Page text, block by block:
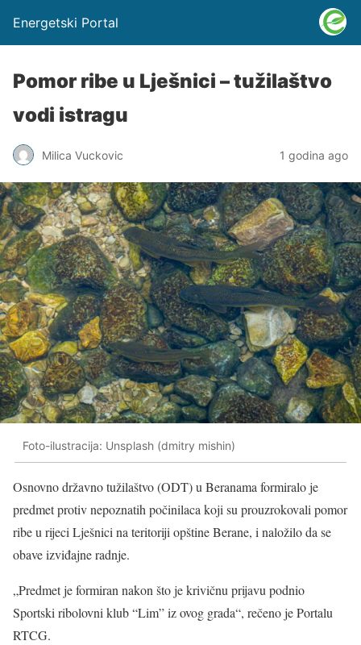
Energetski Portal
Pomor ribe u Lješnici – tužilaštvo
vodi istragu
Milica Vuckovic 1 godina ago
Foto-ilustracija: Unsplash (dmitry mishin)
Osnovno državno tužilaštvo (ODT) u Beranama formiralo je
predmet protiv nepoznatih počinilaca koji su prouzrokovali pomor
ribe u rijeci Lješnici na teritoriji opštine Berane, i naložilo da se
obave izviđajne radnje.
„Predmet je formiran nakon što je krivičnu prijavu podnio
Sportski ribolovni klub “Lim” iz ovog grada“, rečeno je Portalu
RTCG.